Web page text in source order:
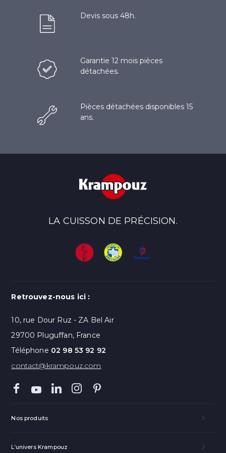
Devis sous 48h.
Garantie 12 mois pièces
détachées.
Pièces détachées disponibles 15
ans.
LA CUISSON DE PRÉCISION.
Retrouvez-nous ici :
10, rue Dour Ruz - ZA Bel Air
29700 Pluguffan, France
Téléphone 02 98 53 92 92
contact@krampouz.com
Nos produits
L’univers Krampouz